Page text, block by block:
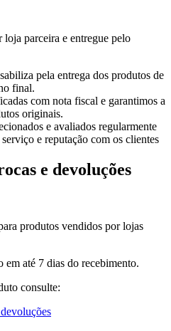
parceira e entregue pelo
pela entrega dos produtos de
final.
com nota fiscal e garantimos a
originais.
e avaliados regularmente
e reputação com os clientes
e devoluções
produtos vendidos por lojas
em até 7 dias do recebimento.
consulte: